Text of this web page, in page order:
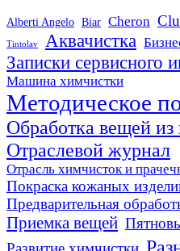
Alberti Angelo Biar Cheron
Tintolav Аквачистка
Записки сервисного
Машина химчистки
Методическое
Обработка вещей
Отраслевой журнал
Отрасль химчисток и
Покраска кожаных
Предварительная
Приемка вещей
Использование
Метрики и
Наш сайт использует
анализа поведения
работы ресурса. Также
хранения данных.
Вы даете свое согласие